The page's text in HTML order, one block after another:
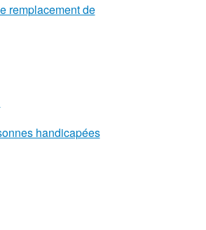
remplacement de
handicapées